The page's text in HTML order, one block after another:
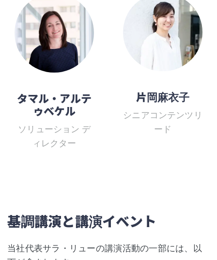
タマル・アルテ
ゥベケル
ソリューション デ
ィレクター
片岡麻衣子
シニアコンテンツリ
ード
基調講演と講演イベント
当社代表サラ・リューの講演活動の一部には、以